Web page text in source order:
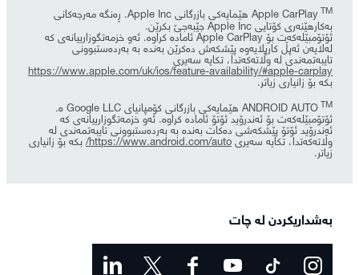
Apple CarPlayTM هێمایەکی بازرگانی Apple Inc. ڕەنگە مەرجەکانی
بەکارهێنەری کۆتایی Apple Inc جێبەجێ بکرێن.
ئۆتۆمبێلەکەت بۆ Apple CarPlay ئامادە کراوە. ئەو خزمەتگوزارییانەی کە
لەلایەن ئەپڵ کارپلایەوە پێشکەش دەکرێن بەندە بە بەردەستبوونی
تایبەتمەندی لە وڵاتەکەتدا، تکایە سەیری
https://www.apple.com/uk/ios/feature-availability/#apple-carplay
بکە بۆ زانیاری زیاتر.
ANDROID AUTOTM هێمایەکی بازرگانی کۆمپانیای Google LLC ە.
ئۆتۆمبێلەکەت بۆ ئەندرۆید ئۆتۆ ئامادە کراوە. ئەو خزمەتگوزارییانەی کە
ئەندرۆید ئۆتۆ پێشکەشی دەکات بەندە بە بەردەستبوونی تایبەتمەندی لە
وڵاتەکەتدا، تکایە سەیریhttps://www.android.com/auto/بکە بۆ زانیاری
زیاتر.
بەشداریکردن لە چات